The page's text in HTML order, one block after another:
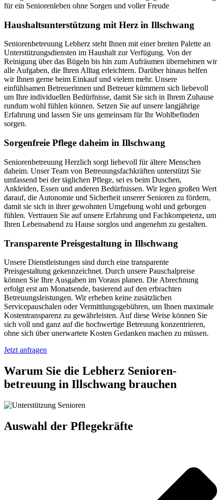
für ein Seniorenleben ohne Sorgen und voller Freude
Haushalts­unterstützung mit Herz in Illschwang
Seniorenbetreuung Lebherz steht Ihnen mit einer breiten Palette an
Unterstützungsdiensten im Haushalt zur Verfügung. Von der
Reinigung über das Bügeln bis hin zum Aufräumen übernehmen wir
alle Aufgaben, die Ihren Alltag erleichtern. Darüber hinaus helfen
wir Ihnen gerne beim Einkauf und vielem mehr. Unsere
einfühlsamen Betreuerinnen und Betreuer kümmern sich liebevoll
um Ihre individuellen Bedürfnisse, damit Sie sich in Ihrem Zuhause
rundum wohl fühlen können. Setzen Sie auf unsere langjährige
Erfahrung und lassen Sie uns gemeinsam für Ihr Wohlbefinden
sorgen.
Sorgenfreie Pflege daheim in Illschwang
Seniorenbetreuung Herzlich sorgt liebevoll für ältere Menschen
daheim. Unser Team von Betreuungsfachkräften unterstützt Sie
umfassend bei der täglichen Pflege, sei es beim Duschen,
Ankleiden, Essen und anderen Bedürfnissen. Wir legen großen Wert
darauf, die Autonomie und Sicherheit unserer Senioren zu fördern,
damit sie sich in ihrer gewohnten Umgebung wohl und geborgen
fühlen. Vertrauen Sie auf unsere Erfahrung und Fachkompetenz, um
Ihren Lebensabend zu Hause sorglos und angenehm zu gestalten.
Transparente Preisgestaltung in Illschwang
Unsere Dienstleistungen sind durch eine transparente
Preisgestaltung gekennzeichnet. Durch unsere Pauschalpreise
können Sie Ihre Ausgaben im Voraus planen. Die Abrechnung
erfolgt erst am Monatsende, basierend auf den erbrachten
Betreuungsleistungen. Wir erheben keine zusätzlichen
Servicepauschalen oder Vermittlungsgebühren, um Ihnen maximale
Kostentransparenz zu gewährleisten. Auf diese Weise können Sie
sich voll und ganz auf die hochwertige Betreuung konzentrieren,
ohne sich über unerwartete Kosten Gedanken machen zu müssen.
Jetzt anfragen
Warum Sie die Lebherz Senioren­
betreuung in Illschwang brauchen
Auswahl der Pflegekräfte